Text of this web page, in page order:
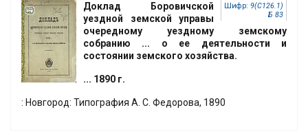
Шифр: 9(С126.1)
Б 83
Доклад Боровичской
уездной земской управы
очередному уездному земскому
собранию ... о ее деятельности и
состоянии земского хозяйства.
... 1890 г.
: Новгород: Типография А. С. Федорова, 1890